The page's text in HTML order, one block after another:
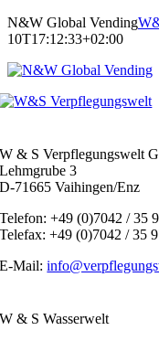
N&W Global Vending
10T17:12:33+02:00
W & S Verpflegungswelt
Lehmgrube 3
D-71665 Vaihingen/Enz
Telefon: +49 (0)7042 / 35
Telefax: +49 (0)7042 / 35
E-Mail:
W & S Wasserwelt